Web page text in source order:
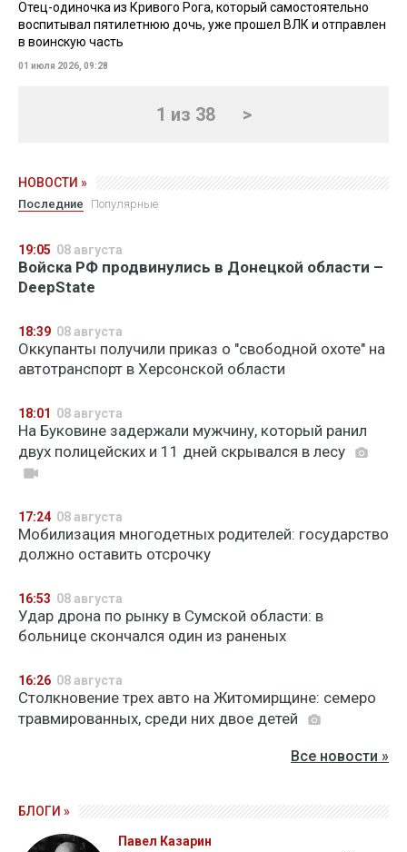
Отец-одиночка из Кривого Рога, который самостоятельно
воспитывал пятилетнюю дочь, уже прошел ВЛК и отправлен
в воинскую часть
01 июля 2026, 09:28
1 из 38 >
НОВОСТИ »
Последние Популярные
19:05 08 августа
Войска РФ продвинулись в Донецкой области –
DeepState
18:39 08 августа
Оккупанты получили приказ о "свободной охоте" на
автотранспорт в Херсонской области
18:01 08 августа
На Буковине задержали мужчину, который ранил
двух полицейских и 11 дней скрывался в лесу
17:24 08 августа
Мобилизация многодетных родителей: государство
должно оставить отсрочку
16:53 08 августа
Удар дрона по рынку в Сумской области: в
больнице скончался один из раненых
16:26 08 августа
Столкновение трех авто на Житомирщине: семеро
травмированных, среди них двое детей
Все новости »
БЛОГИ »
Павел Казарин